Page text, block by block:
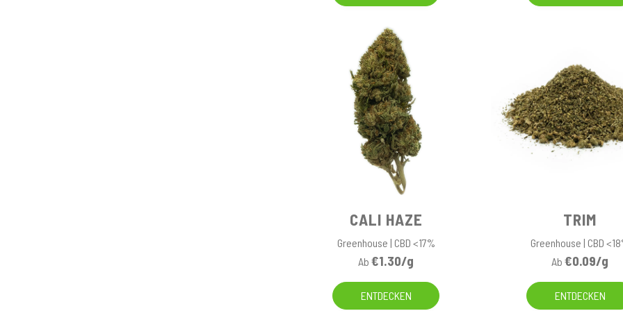
CALI HAZE
Greenhouse | CBD <17%
Ab€1.30/g
ENTDECKEN
TRIM
Greenhouse | CBD
Ab€0.09/g
ENTDECKEN